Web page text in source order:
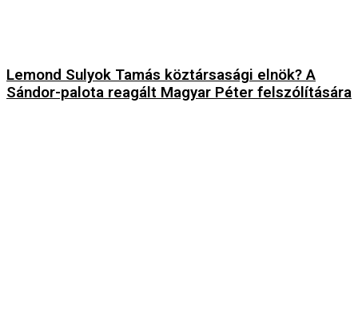
Lemond Sulyok Tamás köztársasági elnök? A
Sándor-palota reagált Magyar Péter felszólítására